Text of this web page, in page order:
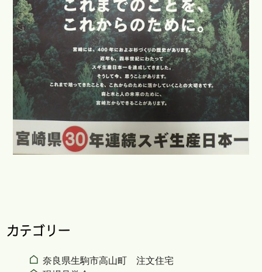
カテゴリー
奈良県生駒市高山町 注文住宅